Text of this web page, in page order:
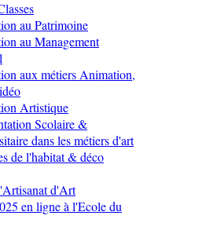
au Patrimoine
au Management
aux métiers Animation,
Artistique
Scolaire &
dans les métiers d'art
de l'habitat & déco
d'Art
en ligne à l'Ecole du